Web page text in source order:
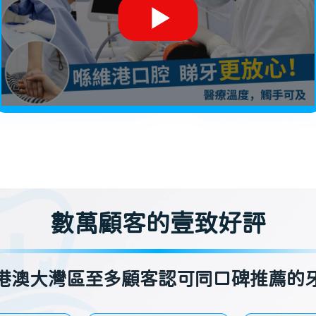
數萬顧客的壹致好評
澳大灣區至多顧客認可同口碑推薦的